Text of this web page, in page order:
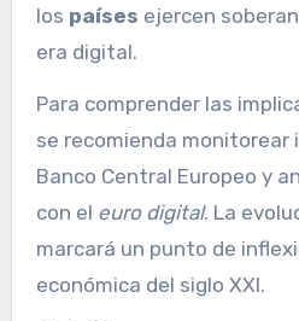
los países ejercen
era digital.
Para comprender las
se recomienda
Banco Central Europeo y
con el euro digital. La
marcará un punto de
económica del siglo XXI.